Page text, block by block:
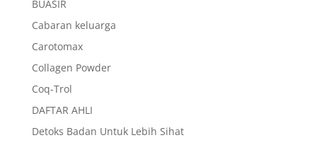
BUASIR
Cabaran keluarga
Carotomax
Collagen Powder
Coq-Trol
DAFTAR AHLI
Detoks Badan Untuk Lebih Sihat